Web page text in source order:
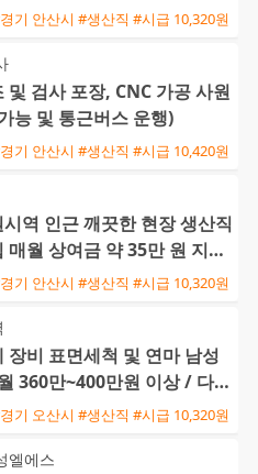
기 안산시 #생산직 #시급 10,320원
및 검사 포장, CNC 가공 사원
능 및 통근버스 운행)
기 안산시 #생산직 #시급 10,420원
역 인근 깨끗한 현장 생산직
매월 상여금 약 35만 원 지급
제공
기 안산시 #생산직 #시급 10,320원
장비 표면세척 및 연마 남성
360만~400만원 이상 / 다양
)기 오산시 #생산직 #시급 10,320원
엘에스